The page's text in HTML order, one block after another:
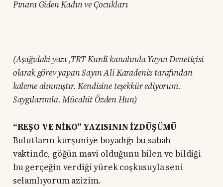
Pınara Giden Kadın ve Çocukları
(Aşağıdaki yazı ,TRT Kurdî kanalında Yayın Denetiçisi
olarak görev yapan Sayın Ali Karadeniz tarafından
kaleme alınmıştır. Kendisine teşekkür ediyorum.
Saygılarımla. Mücahit Özden Hun)
“REŞO VE NİKO” YAZISININ İZDÜŞÜMÜ
Bulutların kurşuniye boyadığı bu sabah
vaktinde, göğün mavi olduğunu bilen ve bildiği
bu gerçeğin verdiği yürek coşkusuyla seni
selamlıyorum azizim.